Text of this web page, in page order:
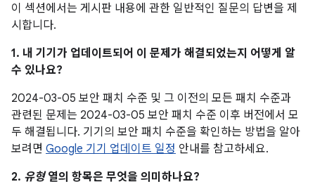
이 섹션에서는 게시판 내용에 관한 일반적인 질문의 답변을 제
시합니다.
1. 내 기기가 업데이트되어 이 문제가 해결되었는지 어떻게 알
수 있나요?
2024-03-05 보안 패치 수준 및 그 이전의 모든 패치 수준과
관련된 문제는 2024-03-05 보안 패치 수준 이후 버전에서 모
두 해결됩니다. 기기의 보안 패치 수준을 확인하는 방법을 알아
보려면 Google 기기 업데이트 일정 안내를 참고하세요.
2. 유형열의 항목은 무엇을 의미하나요?